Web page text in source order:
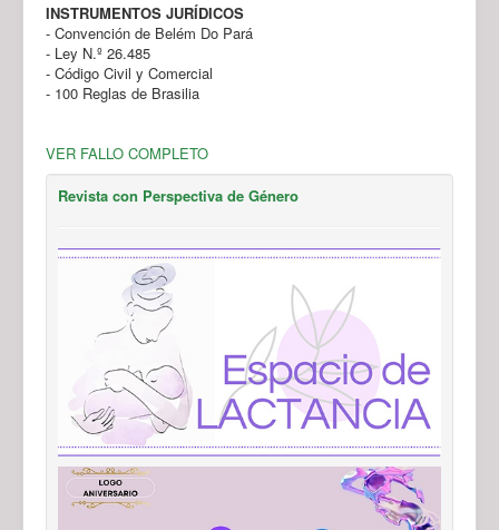
INSTRUMENTOS JURÍDICOS
- Convención de Belém Do Pará
- Ley N.º 26.485
- Código Civil y Comercial
- 100 Reglas de Brasilia
VER FALLO COMPLETO
Revista con Perspectiva de Género